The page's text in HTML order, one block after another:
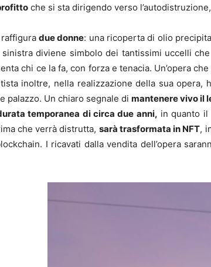
che si sta dirigendo verso
raffiguradue donne: una ricoperta di olio
sinistra diviene simbolo dei tantissimi uccelli
chi ce la fa, con forza e tenacia. Un’opera
inoltre, nella realizzazione della sua
palazzo. Un chiaro segnale di mantenere vivo il
temporanea di circa due anni, in quanto il
che verrà distrutta, sarà trasformata in NFT,
I ricavati dalla vendita dell’opera